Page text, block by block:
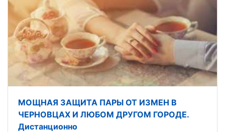
МОЩНАЯ ЗАЩИТА ПАРЫ ОТ ИЗМЕН В
ЧЕРНОВЦАХ И ЛЮБОМ ДРУГОМ ГОРОДЕ.
Дистанционно